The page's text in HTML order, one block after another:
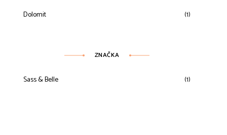
Dolomit (1)
ZNAČKA
Sass & Belle (1)